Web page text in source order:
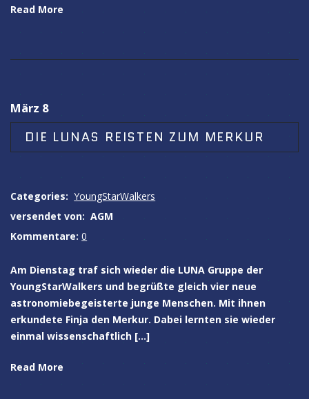
Read More
März 8
DIE LUNAS REISTEN ZUM MERKUR
Categories: YoungStarWalkers
versendet von: AGM
Kommentare: 0
Am Dienstag traf sich wieder die LUNA Gruppe der
YoungStarWalkers und begrüßte gleich vier neue
astronomiebegeisterte junge Menschen. Mit ihnen
erkundete Finja den Merkur. Dabei lernten sie wieder
einmal wissenschaftlich […]
Read More